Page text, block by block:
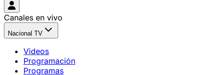
Canales en vivo
Nacional TV
Videos
Programación
Programas